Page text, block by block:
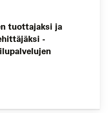
tuottajaksi ja
-